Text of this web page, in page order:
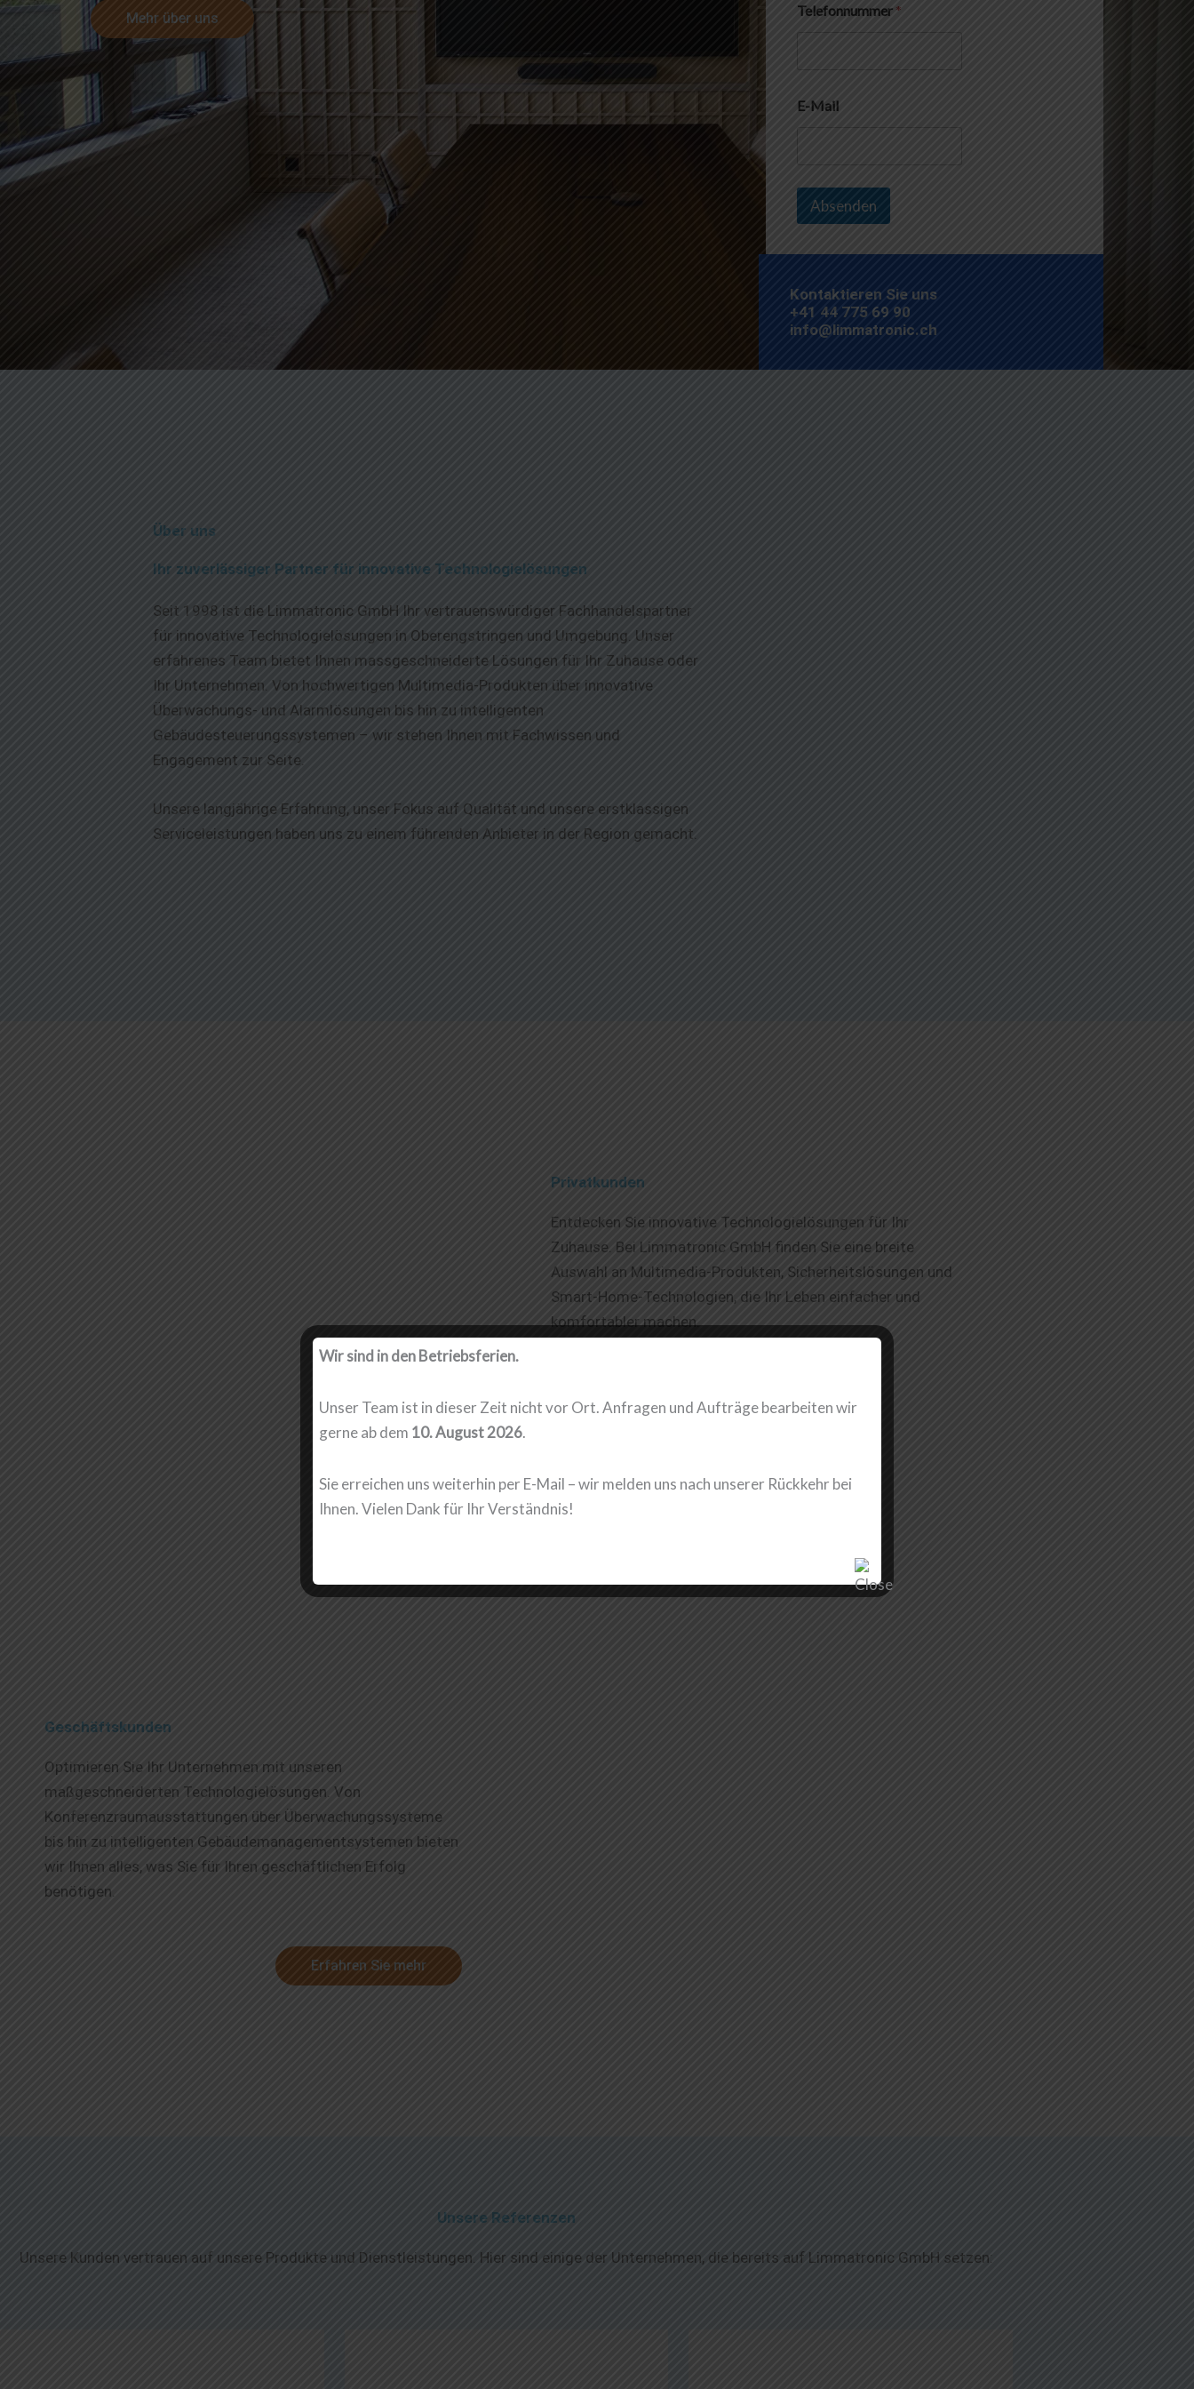
Mehr über uns Telefonnummer *
E-Mail
Absenden
Kontaktieren Sie uns
+41 44 775 69 90
info@limmatronic.ch
Über uns
Ihr zuverlässiger Partner für innovative Technologielösungen
Seit 1998 ist die Limmatronic GmbH Ihr vertrauenswürdiger Fachhandelspartner
für innovative Technologielösungen in Oberengstringen und Umgebung. Unser
erfahrenes Team bietet Ihnen massgeschneiderte Lösungen für Ihr Zuhause oder
Ihr Unternehmen. Von hochwertigen Multimedia-Produkten über innovative
Überwachungs- und Alarmlösungen bis hin zu intelligenten
Gebäudesteuerungssystemen – wir stehen Ihnen mit Fachwissen und
Engagement zur Seite.
Unsere langjährige Erfahrung, unser Fokus auf Qualität und unsere erstklassigen
Serviceleistungen haben uns zu einem führenden Anbieter in der Region gemacht.
Privatkunden
Entdecken Sie innovative Technologielösungen für Ihr
Zuhause. Bei Limmatronic GmbH finden Sie eine breite
Auswahl an Multimedia-Produkten, Sicherheitslösungen und
Smart-Home-Technologien, die Ihr Leben einfacher und
komfortabler machen.
Geschäftskunden
Optimieren Sie Ihr Unternehmen mit unseren
maßgeschneiderten Technologielösungen. Von
Konferenzraumausstattungen über Überwachungssysteme
bis hin zu intelligenten Gebäudemanagementsystemen bieten
wir Ihnen alles, was Sie für Ihren geschäftlichen Erfolg
benötigen.
Erfahren Sie mehr
Unsere Referenzen
Unsere Kunden vertrauen auf unsere Produkte und Dienstleistungen. Hier sind einige der Unternehmen, die bereits auf Limmatronic GmbH setzen:
Wir sind in den Betriebsferien.
Unser Team ist in dieser Zeit nicht vor Ort. Anfragen und Aufträge bearbeiten wir
gerne ab dem 10. August 2026.
Sie erreichen uns weiterhin per E-Mail – wir melden uns nach unserer Rückkehr bei
Ihnen. Vielen Dank für Ihr Verständnis!